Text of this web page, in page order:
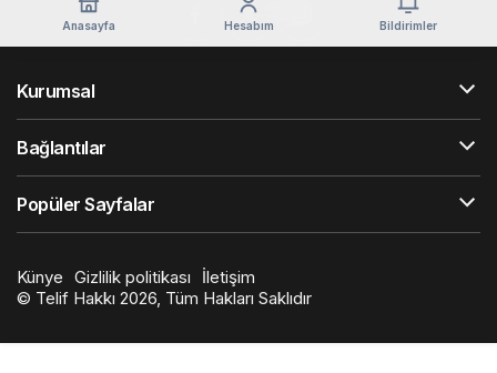
Anasayfa Hesabım Bildirimler
Kurumsal
Bağlantılar
Popüler Sayfalar
Künye Gizlilik politikası
İletişim
© Telif Hakkı 2026, Tüm Hakları Saklıdır